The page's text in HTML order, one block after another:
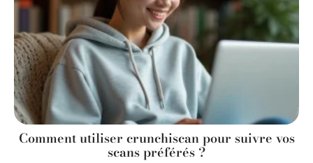
Comment utiliser crunchiscan pour suivre vos
scans préférés ?